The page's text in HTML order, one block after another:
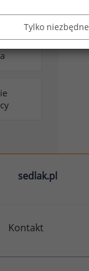
sedlak.pl
Kontakt
Tylko niezbędne